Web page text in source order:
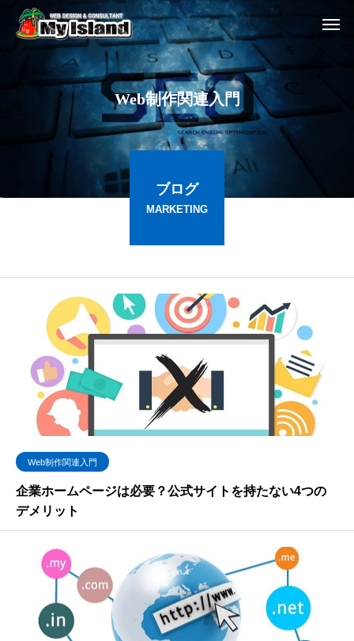
Web制作関連入 門
ブログ
MARKETING
Web制作関連入門
企業ホームページは必要？公式サイトを持たない4つの
デメリット